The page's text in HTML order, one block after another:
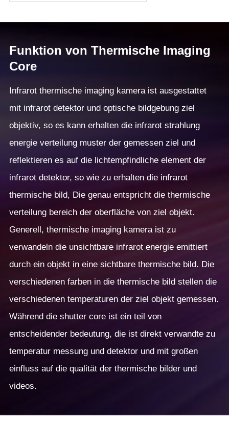
Funktion von Thermische Imaging
Core
Infrarot thermische imaging kamera ist ausgestattet
mit infrarot detektor und optische bildgebung ziel
objektiv, so es kann erhalten die infrarot strahlung
energie verteilung muster der gemessen ziel und
reflektieren es auf die lichtempfindliche element der
infrarot detektor, so wie zu erhalten die infrarot
thermische bild, Die genau entspricht die thermische
verteilung bereich der oberfläche von ziel objekt.
Generell, thermische imaging kamera ist zu
verwandeln die unsichtbare infrarot energie emittiert
durch ein objekt in eine sichtbare thermische bild. Die
verschiedenen farben in die thermische bild stellen die
verschiedenen temperaturen der ziel objekt gemessen.
Während die shutter core ist ein teil von
entscheidender bedeutung, die ist direkt verwandte zu
temperatur messung und detektor und mit großen
einfluss auf die qualität der thermische bilder und
videos.